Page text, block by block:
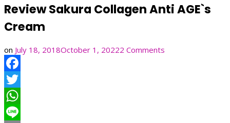
Review Sakura Collagen Anti AGE`s
Cream
on July 18, 2018October 1, 20222 Comments
Facebook
Twitter
WhatsApp